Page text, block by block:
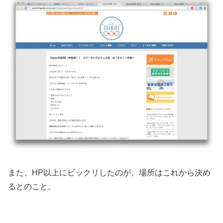
また、HP以上にビックリしたのが、場所はこれから決め
るとのこと。